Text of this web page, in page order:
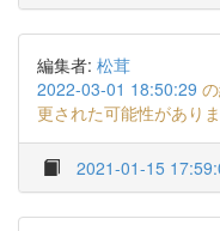
編集者: 松茸
2022-03-01 18:50:29
更された可能性がありま
2021-01-15